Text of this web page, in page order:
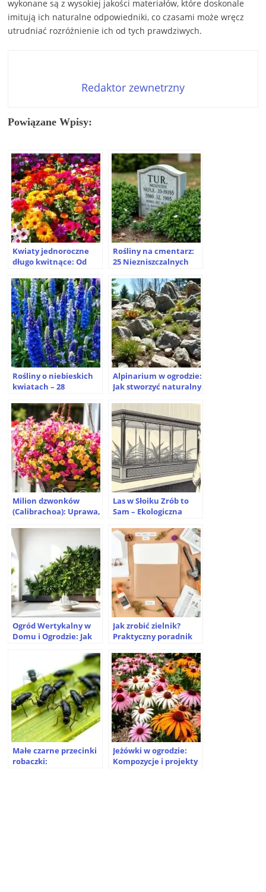
wykonane są z wysokiej jakości materiałów, które doskonale
imitują ich naturalne odpowiedniki, co czasami może wręcz
utrudniać rozróżnienie ich od tych prawdziwych.
Redaktor zewnetrzny
Powiązane Wpisy:
Kwiaty jednoroczne
długo kwitnące: Od
Rośliny na cmentarz:
25 Niezniszczalnych
Praktyczne Porady
Rośliny o niebieskich
kwiatach – 28
gatunków do ogrodu i
na balkon
Alpinarium w ogrodzie:
Jak stworzyć naturalny
kroku?
Milion dzwonków
(Calibrachoa): Uprawa,
rozmnażanie –
praktyczny poradnik
Las w Słoiku Zrób to
Sam – Ekologiczna
Ogród Wertykalny w
Domu i Ogrodzie: Jak
Jak zrobić zielnik?
Praktyczny poradnik
Małe czarne przecinki
robaczki:
Jeżówki w ogrodzie:
Kompozycje i projekty